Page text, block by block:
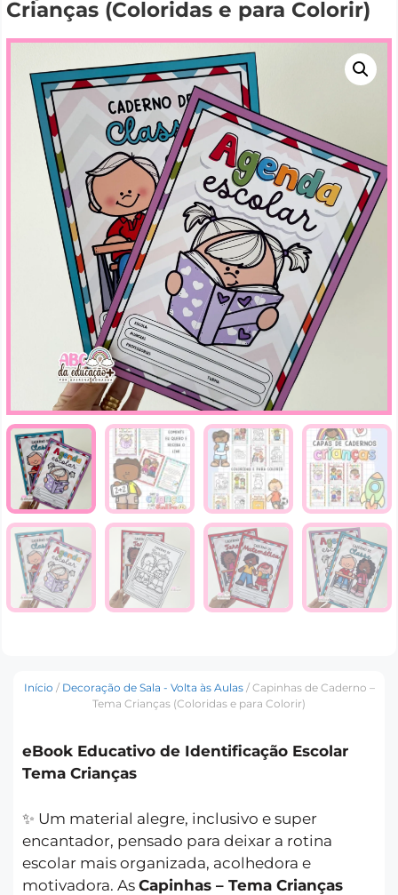
Crianças (Coloridas e para Colorir)
Início / Decoração de Sala - Volta às Aulas/ Capinhas de Caderno –
Tema Crianças (Coloridas e para Colorir)
eBook Educativo de Identificação Escolar
Tema Crianças
✨ Um material alegre, inclusivo e super
encantador, pensado para deixar a rotina
escolar mais organizada, acolhedora e
motivadora. As Capinhas – Tema Crianças